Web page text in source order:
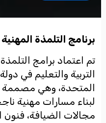
برنامج التلمذة المهنية
تم اعتماد برامج
التربية والتعليم في
المتحدة، وهي مصممة
لبناء مسارات مهنية
مجالات الضيافة، فنون